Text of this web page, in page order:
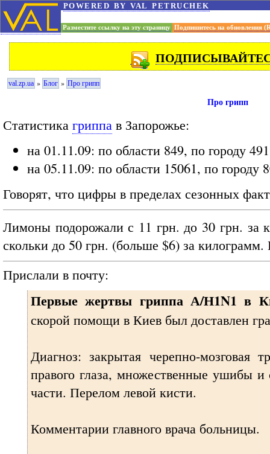
powered by val petruchek
Разместите ссылку на эту страницу Подпишитесь на обновления
val.zp.ua » Блог » Про грипп
Про грипп
Статистика гриппа в Запорожье:
на 01.11.09: по области 849, по городу 491
на 05.11.09: по области 15061, по городу
Говорят, что цифры в пределах сезонных
Лимоны подорожали с 11 грн. до 30 грн. за
скольки до 50 грн. (больше $6) за
Прислали в почту:
Первые жертвы гриппа А/Н1N1 в
скорой помощи в Киев был доставлен
Диагноз: закрытая черепно-мозговая
правого глаза, множественные ушибы
части. Перелом левой кисти.
Комментарии главного врача больницы.